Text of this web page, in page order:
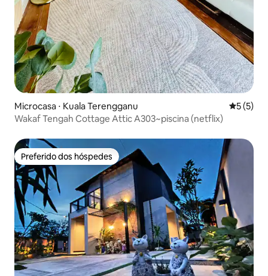
Microcasa ⋅ Kuala Terengganu 5 de
5 (5)
Wakaf Tengah Cottage Attic A303~piscina (netflix)
Preferido dos hóspedes
Preferido dos hóspedes